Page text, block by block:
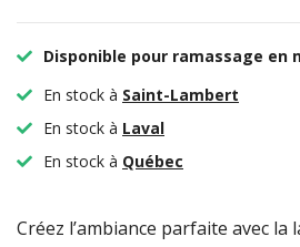
Disponible pour ramassage en
En stock à Saint-Lambert
En stock à Laval
En stock à Québec
Créez l’ambiance parfaite avec la